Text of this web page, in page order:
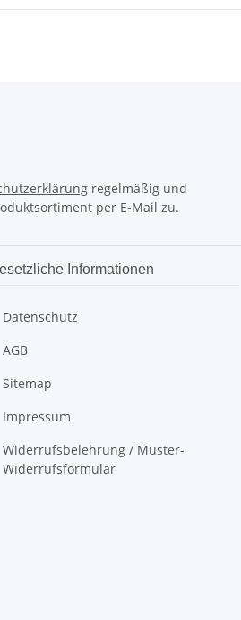
regelmäßig und
per E-Mail zu.
Informationen
Datenschutz
AGB
Sitemap
Impressum
Widerrufsbelehrung / Muster-
Widerrufsformular